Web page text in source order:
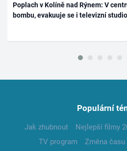
Poplach v Kolíně nad Rýnem: V
bombu, evakuuje se i televizní studio
Populární
Jak zhubnout Nejlepší filmy
TV program
Změna času